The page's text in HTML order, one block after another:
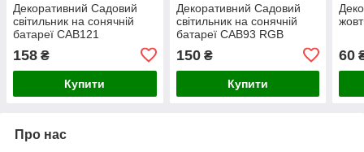
Декоративний Садовий
світильник на сонячній
батареї CAB121
158 ₴
Купити
Декоративний Садовий
світильник на сонячній
батареї CAB93 RGB
150₴
Купити
60
Про нас